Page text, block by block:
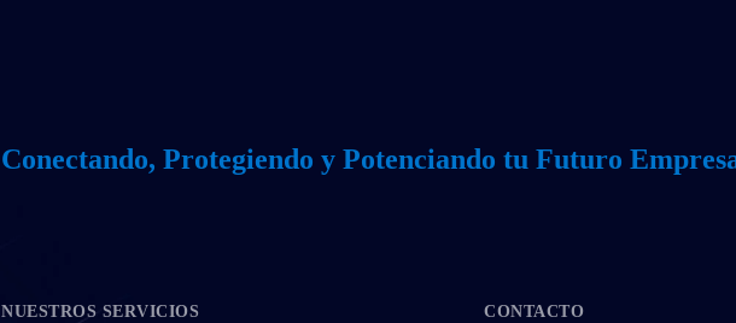
Conectando, Protegiendo y Potenciando tu Futuro
NUESTROS SERVICIOS CONTACTO